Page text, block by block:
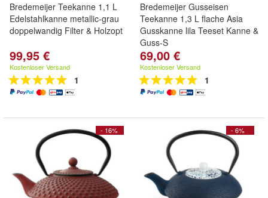
Bredemeijer Teekanne 1,1 L
Edelstahlkanne metallic-grau
doppelwandig Filter & Holzopt
99,95 €
Kostenloser Versand
1
Bredemeijer Gusseisen
Teekanne 1,3 L flache Asia
Gusskanne lila Teeset Kanne &
Guss-S
69,00 €
Kostenloser Versand
1
- 16% - 6%